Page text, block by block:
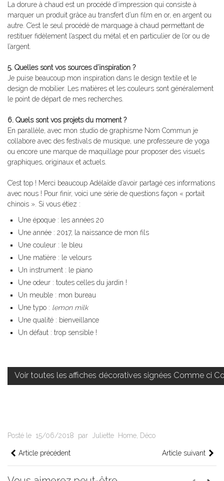
La dorure à chaud est un procédé d’impression qui consiste à
marquer un produit grâce au transfert d’un film en or, en argent ou
autre. C’est le seul procédé de marquage à chaud permettant de
restituer fidèlement l’aspect du métal et en particulier de l’or ou de
l’argent.
5. Quelles sont vos sources d’inspiration ?
Je puise beaucoup mon inspiration dans le design textile et le
design de mobilier. Les matières et les couleurs sont généralement
le point de départ de mes recherches.
6. Quels sont vos projets du moment ?
En parallèle, avec mon studio de graphisme Nom Commun je
collabore avec des festivals de musique, une professeure de yoga
ou encore une marque de maquillage pour proposer des visuels
graphiques, originaux et actuels.
C’est top ! Merci beaucoup Adélaïde d’avoir partagé ces informations
avec nous ! Pour finir, voici une série de questions façon « portait
chinois ». Si vous étiez :
Une époque : les années 20
Une année : 2017, la naissance de mon fils
Une couleur : le bleu
Une matière : le velours
Un instrument : le piano
Une odeur : toutes celles du jardin !
Un meuble : mon bureau
Une typo : lemon milk
Une qualité : bienveillance
Un défaut : trop sensible !
Voir toutes les affiches décoratives signées Comme ci
Posté le 15/06/2018 par Juliette Home, Déco
Article précédent Article suivant